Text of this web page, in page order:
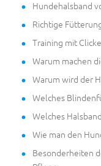
Hundehalsband
Richtige
Training mit
Warum machen
Warum wird der
Welches
Welches
Wie man den
Besonderheiten